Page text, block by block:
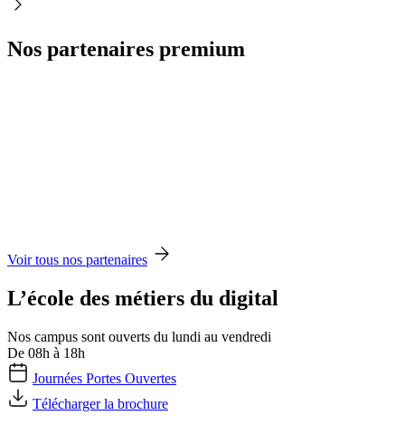
Nos partenaires premium
Voir tous nos partenaires
L’école des métiers du digital
Nos campus sont ouverts du lundi au vendredi
De 08h à 18h
Journées Portes Ouvertes
Télécharger la brochure